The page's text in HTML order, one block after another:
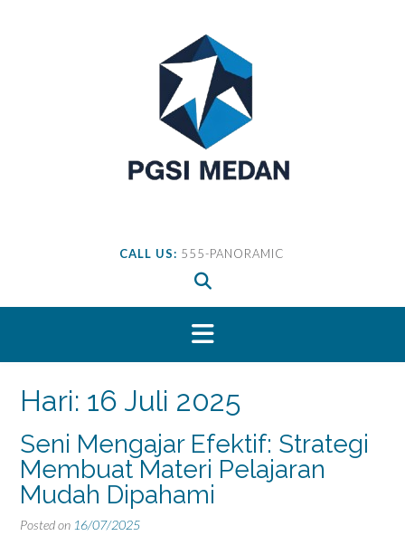
CALL US: 555-PANORAMIC
Hari: 16 Juli 2025
Seni Mengajar Efektif: Strategi
Membuat Materi Pelajaran
Mudah Dipahami
Posted on 16/07/2025